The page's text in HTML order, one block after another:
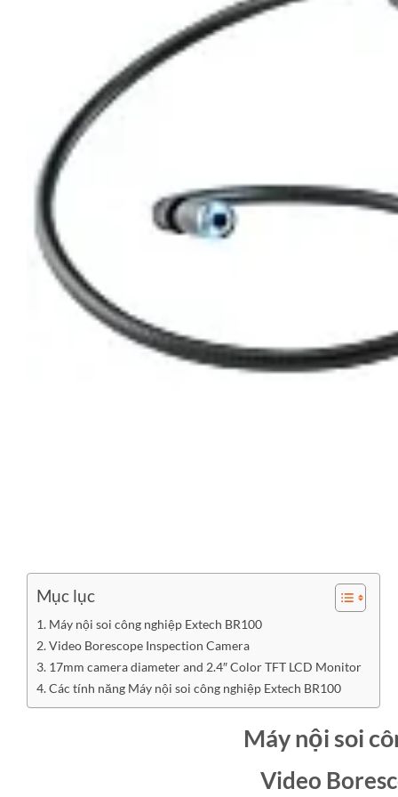
Mục lục
Máy nội soi công nghiệp Extech BR100
Video Borescope Inspection Camera
17mm camera diameter and 2.4″ Color TFT LCD Monitor
Các tính năng Máy nội soi công nghiệp Extech BR100
Máy nội soi
Video